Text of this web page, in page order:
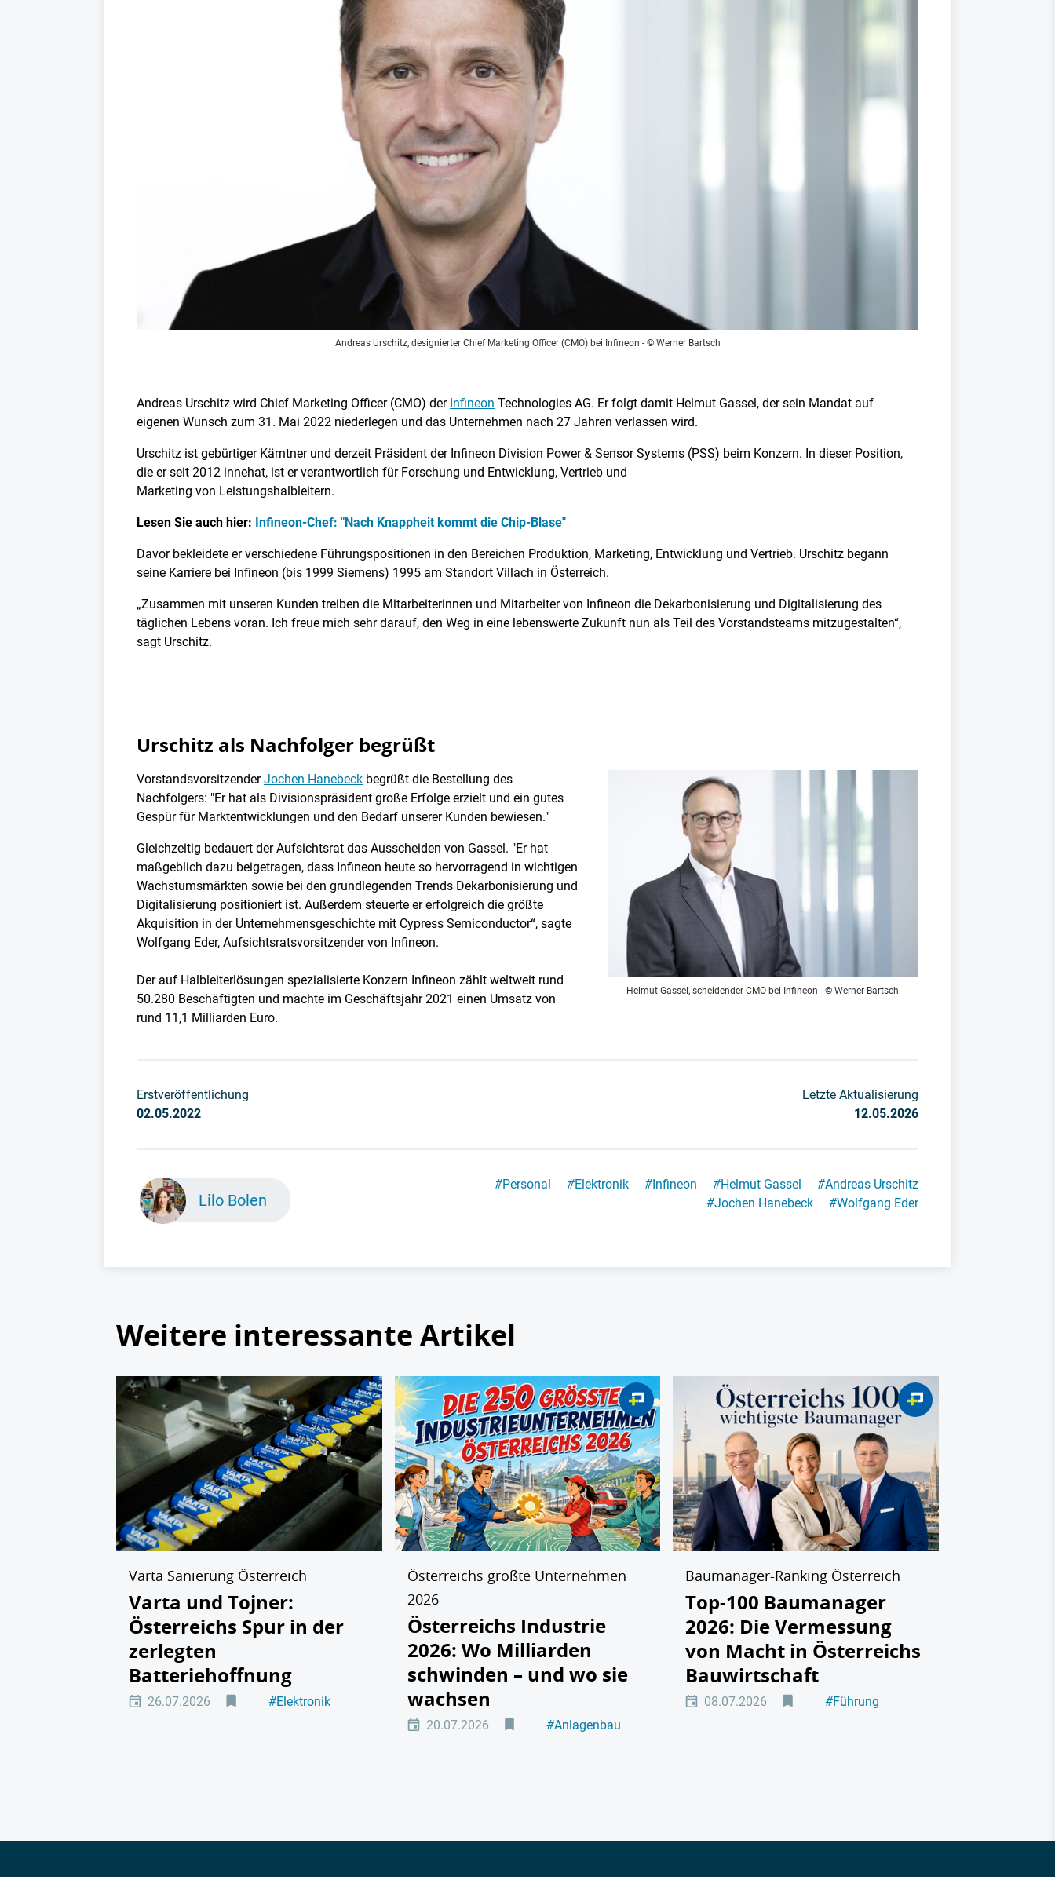
Andreas Urschitz, designierter Chief Marketing Officer (CMO) bei Infineon - © Werner Bartsch
Andreas Urschitz wird Chief Marketing Officer (CMO) der Infineon Technologies AG. Er folgt damit Helmut Gassel, der sein Mandat auf
eigenen Wunsch zum 31. Mai 2022 niederlegen und das Unternehmen nach 27 Jahren verlassen wird.
Urschitz ist gebürtiger Kärntner und derzeit Präsident der Infineon Division Power & Sensor Systems (PSS) beim Konzern. In dieser Position,
die er seit 2012 innehat, ist er verantwortlich für Forschung und Entwicklung, Vertrieb und
Marketing von Leistungshalbleitern.
Lesen Sie auch hier: Infineon-Chef: "Nach Knappheit kommt die Chip-Blase"
Davor bekleidete er verschiedene Führungspositionen in den Bereichen Produktion, Marketing, Entwicklung und Vertrieb. Urschitz begann
seine Karriere bei Infineon (bis 1999 Siemens) 1995 am Standort Villach in Österreich.
„Zusammen mit unseren Kunden treiben die Mitarbeiterinnen und Mitarbeiter von Infineon die Dekarbonisierung und Digitalisierung des
täglichen Lebens voran. Ich freue mich sehr darauf, den Weg in eine lebenswerte Zukunft nun als Teil des Vorstandsteams mitzugestalten“,
sagt Urschitz.
Urschitz als Nachfolger begrüßt
VorstandsvorsitzenderJochen Hanebeck begrüßt die Bestellung des
Nachfolgers: "Er hat als Divisionspräsident große Erfolge erzielt und ein gutes
Gespür für Marktentwicklungen und den Bedarf unserer Kunden bewiesen."
Gleichzeitig bedauert der Aufsichtsrat das Ausscheiden von Gassel. "Er hat
maßgeblich dazu beigetragen, dass Infineon heute so hervorragend in wichtigen
Wachstumsmärkten sowie bei den grundlegenden Trends Dekarbonisierung und
Digitalisierung positioniert ist. Außerdem steuerte er erfolgreich die größte
Akquisition in der Unternehmensgeschichte mit Cypress Semiconductor“, sagte
Wolfgang Eder, Aufsichtsratsvorsitzender von Infineon.
Der auf Halbleiterlösungen spezialisierte Konzern Infineon zählt weltweit rund
50.280 Beschäftigten und machte im Geschäftsjahr 2021 einen Umsatz von
rund 11,1 Milliarden Euro.
Helmut Gassel, scheidender CMO bei Infineon - © Werner Bartsch
Erstveröffentlichung
02.05.2022
Letzte Aktualisierung
12.05.2026
Lilo Bolen
#Personal #Elektronik #Infineon #Helmut Gassel #Andreas Urschitz
#Jochen Hanebeck #Wolfgang Eder
Weitere interessante Artikel
Varta Sanierung Österreich
Varta und Tojner:
Österreichs Spur in der
zerlegten
Batteriehoffnung
26.07.2026 #Elektronik
Österreichs größte Unternehmen
2026
Österreichs Industrie
2026: Wo Milliarden
schwinden – und wo sie
wachsen
20.07.2026 #Anlagenbau
Baumanager-Ranking Österreich
Top-100 Baumanager
2026: Die Vermessung
von Macht in Österreichs
Bauwirtschaft
08.07.2026 #Führung